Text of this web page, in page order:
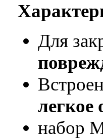
Для
легкое
набор